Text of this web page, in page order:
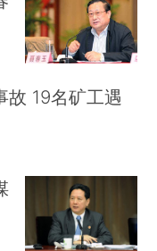
故 19名矿工遇